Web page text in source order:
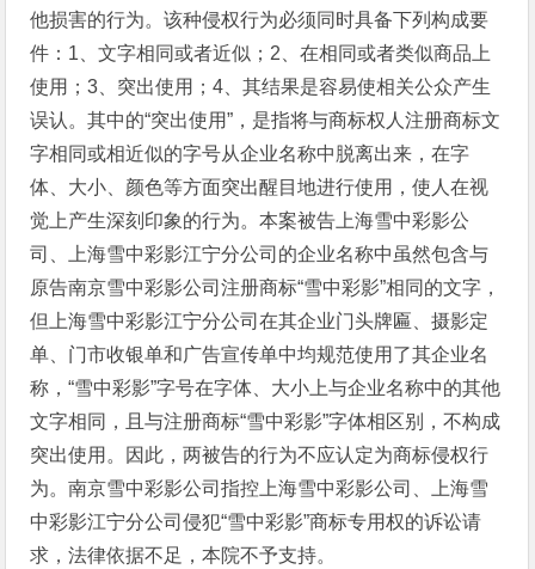
他损害的行为。该种侵权行为必须同时具备下列构成要
件：1、文字相同或者近似；2、在相同或者类似商品上
使用；3、突出使用；4、其结果是容易使相关公众产生
误认。其中的“突出使用”，是指将与商标权人注册商标文
字相同或相近似的字号从企业名称中脱离出来，在字
体、大小、颜色等方面突出醒目地进行使用，使人在视
觉上产生深刻印象的行为。本案被告上海雪中彩影公
司、上海雪中彩影江宁分公司的企业名称中虽然包含与
原告南京雪中彩影公司注册商标“雪中彩影”相同的文字，
但上海雪中彩影江宁分公司在其企业门头牌匾、摄影定
单、门市收银单和广告宣传单中均规范使用了其企业名
称，“雪中彩影”字号在字体、大小上与企业名称中的其他
文字相同，且与注册商标“雪中彩影”字体相区别，不构成
突出使用。因此，两被告的行为不应认定为商标侵权行
为。南京雪中彩影公司指控上海雪中彩影公司、上海雪
中彩影江宁分公司侵犯“雪中彩影”商标专用权的诉讼请
求，法律依据不足，本院不予支持。